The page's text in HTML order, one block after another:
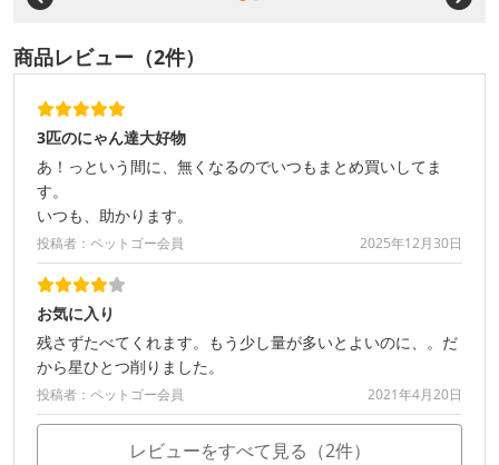
商品レビュー（2件）
3匹のにゃん達大好物
あ！っという間に、無くなるのでいつもまとめ買いしてま
す。
いつも、助かります。
投稿者：ペットゴー会員 2025年12月30日
お気に入り
残さずたべてくれます。もう少し量が多いとよいのに、。だ
から星ひとつ削りました。
投稿者：ペットゴー会員 2021年4月20日
レビューをすべて見る（2件）